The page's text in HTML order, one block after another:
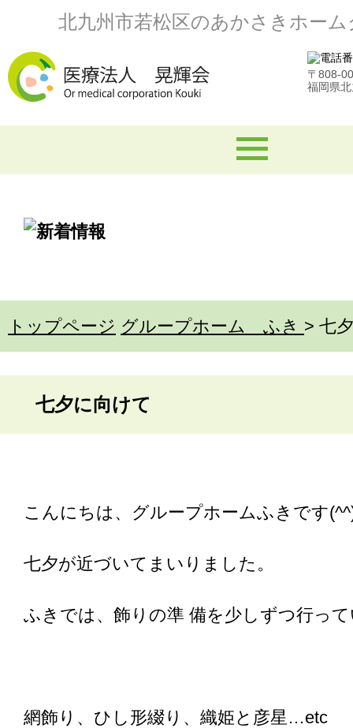
北九州市若松区のあかさきホー
〒808-
福岡県
トップページ グループホーム ふき > 七
七夕に向けて
こんにちは、グループホームふきです
七夕が近づいてまいりました。
ふきでは、飾りの準 備を少しずつ行っ
網飾り、ひし形綴り、織姫と彦星…etc